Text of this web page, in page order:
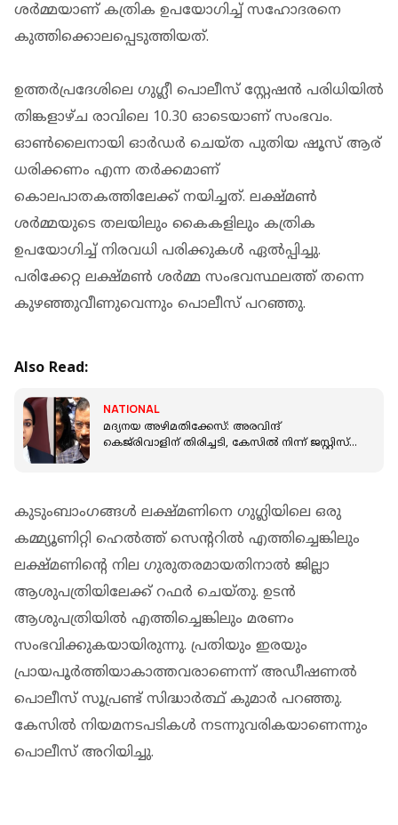
ശർമ്മയാണ് കത്രിക ഉപയോഗിച്ച് സഹോദരനെ
കുത്തിക്കൊലപ്പെടുത്തിയത്.
ഉത്തർപ്രദേശിലെ ഗുഗ്ലീ പൊലീസ് സ്റ്റേഷൻ പരിധിയിൽ
തിങ്കളാഴ്ച രാവിലെ 10.30 ഓടെയാണ് സംഭവം.
ഓൺലൈനായി ഓർഡർ ചെയ്ത പുതിയ ഷൂസ് ആര്
ധരിക്കണം എന്ന തർക്കമാണ്
കൊലപാതകത്തിലേക്ക് നയിച്ചത്. ലക്ഷ്മൺ
ശർമ്മയുടെ തലയിലും കൈകളിലും കത്രിക
ഉപയോഗിച്ച് നിരവധി പരിക്കുകൾ ഏൽപ്പിച്ചു.
പരിക്കേറ്റ ലക്ഷ്മൺ ശർമ്മ സംഭവസ്ഥലത്ത് തന്നെ
കുഴഞ്ഞുവീണുവെന്നും പൊലീസ് പറഞ്ഞു.
Also Read:
NATIONAL
മദ്യനയ അഴിമതിക്കേസ്: അരവിന്ദ്
കെജ്‌രിവാളിന് തിരിച്ചടി, കേസിൽ നിന്ന് ജസ്റ്റിസ്
കുടുംബാംഗങ്ങൾ ലക്ഷ്മണിനെ ഗുഗ്ലിയിലെ ഒരു
കമ്മ്യൂണിറ്റി ഹെൽത്ത് സെന്ററിൽ എത്തിച്ചെങ്കിലും
ലക്ഷ്മണിൻ്റെ നില ഗുരുതരമായതിനാൽ ജില്ലാ
ആശുപത്രിയിലേക്ക് റഫർ ചെയ്തു. ഉടൻ
ആശുപത്രിയിൽ എത്തിച്ചെങ്കിലും മരണം
സംഭവിക്കുകയായിരുന്നു. പ്രതിയും ഇരയും
പ്രായപൂർത്തിയാകാത്തവരാണെന്ന് അഡീഷണൽ
പൊലീസ് സൂപ്രണ്ട് സിദ്ധാർത്ഥ് കുമാർ പറഞ്ഞു.
കേസിൽ നിയമനടപടികൾ നടന്നുവരികയാണെന്നും
പൊലീസ് അറിയിച്ചു.